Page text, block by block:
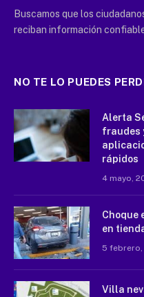
Buscamos que los
reciban información
NO TE LO PUEDES
Alerta
fraudes
rápidos
4 mayo,
Choque
en
5 febrero,
Villa